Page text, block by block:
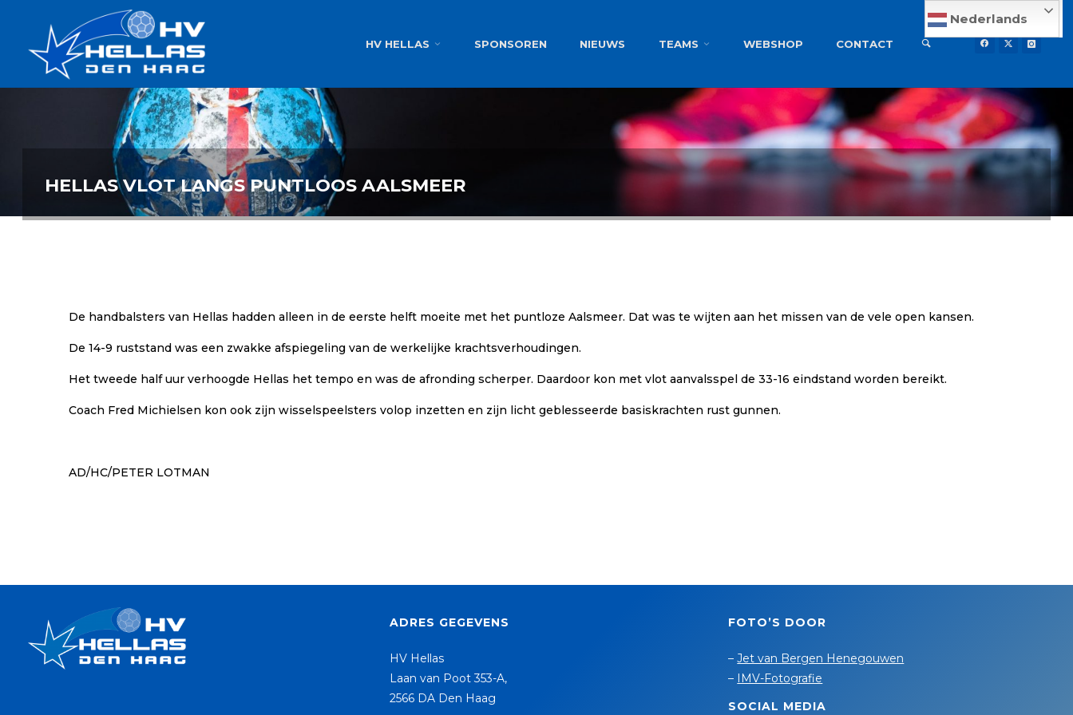
AMBITIE
HV HELLAS SPONSOREN NIEUWS TEAMS WEBSHOP CONTACT
Nederlands
HELLAS VLOT LANGS PUNTLOOS AALSMEER
De handbalsters van Hellas hadden alleen in de eerste helft moeite met het puntloze Aalsmeer. Dat was te wijten aan het missen van de vele open kansen.
De 14-9 ruststand was een zwakke afspiegeling van de werkelijke krachtsverhoudingen.
Het tweede half uur verhoogde Hellas het tempo en was de afronding scherper. Daardoor kon met vlot aanvalsspel de 33-16 eindstand worden bereikt.
Coach Fred Michielsen kon ook zijn wisselspeelsters volop inzetten en zijn licht geblesseerde basiskrachten rust gunnen.
AD/HC/PETER LOTMAN
ADRES GEGEVENS
HV Hellas
Laan van Poot 353-A,
2566 DA Den Haag
FOTO’S DOOR
–Jet van Bergen Henegouwen
– IMV-Fotografie
SOCIAL MEDIA